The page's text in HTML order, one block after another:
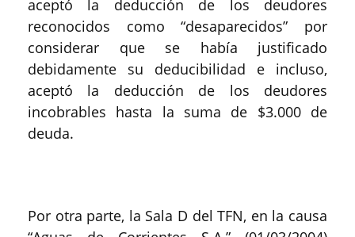
aceptó la deducción de los deudores
reconocidos como “desaparecidos” por
considerar que se había justificado
debidamente su deducibilidad e incluso,
aceptó la deducción de los deudores
incobrables hasta la suma de $3.000 de
deuda.
Por otra parte, la Sala D del TFN, en la causa